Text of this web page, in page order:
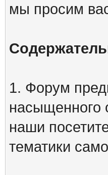
мы просим
1. Форум
насыщенного
наши
тематики